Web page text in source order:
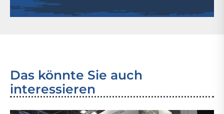
Das könnte Sie auch
interessieren